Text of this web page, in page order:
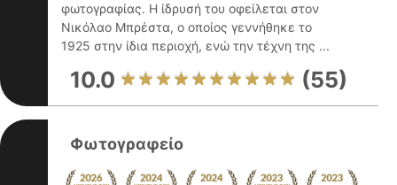
φωτογραφίας. Η ίδρυσή του οφείλεται στον
Νικόλαο Μπρέστα, ο οποίος γεννήθηκε το
1925 στην ίδια περιοχή, ενώ την τέχνη της ...
10.0 (55)
Φωτογραφείο